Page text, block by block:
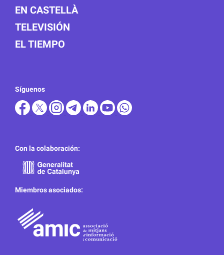
EN CASTELLÀ
TELEVISIÓN
EL TIEMPO
Síguenos
Con la colaboración:
Miembros asociados: